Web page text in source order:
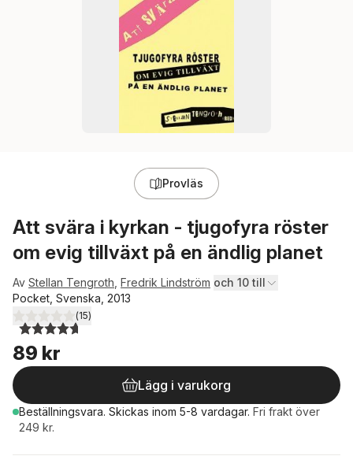
Provläs
Att svära i kyrkan - tjugofyra röster
om evig tillväxt på en ändlig planet
Av Stellan Tengroth Fredrik Lindström och 10 till
Pocket, Svenska, 2013
4,7utav 5 stjärnor. Totalt antal röster:
(15)
89 kr
Lägg i varukorg
Beställningsvara. Skickas inom 5-8 vardagar. Fri frakt över
249 kr.